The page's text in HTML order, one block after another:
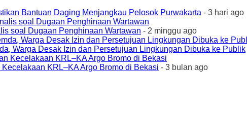
Bantuan Daging Menjangkau Pelosok Purwakarta - 3 hari ago
soal Dugaan Penghinaan Wartawan - 2 minggu ago
Warga Desak Izin dan Persetujuan Lingkungan Dibuka ke Publik
KRL–KA Argo Bromo di Bekasi - 3 bulan ago